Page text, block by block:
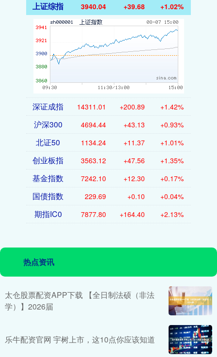
上证综指 3940.04 +39.68 +1.02%
深证成指 14311.01 +200.89 +1.42%
沪深300 4694.44 +43.13 +0.93%
北证50 1134.24 +11.37 +1.01%
创业板指 3563.12 +47.56 +1.35%
基金指数 7242.10 +12.30 +0.17%
国债指数 229.69 +0.10 +0.04%
期指IC0 7877.80 +164.40 +2.13%
热点资讯
太仓股票配资APP下载 【全日制法硕（非法
学）】2026届
乐牛配资官网 宇树上市，这10点你应该知道